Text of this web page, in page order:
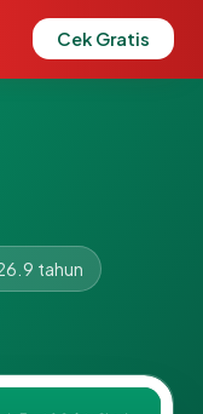
Cek Gratis
tahun